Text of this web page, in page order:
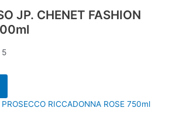
JP. CHENET FASHION
5